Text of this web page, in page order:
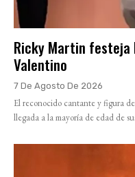
Ricky Martin festeja
Valentino
7 De Agosto De 2026
El reconocido cantante y figura
llegada a la mayoría de edad de